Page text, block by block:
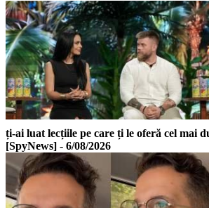
ți-ai luat lecțiile pe care ți le oferă cel mai
[SpyNews] - 6/08/2026